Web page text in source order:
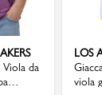
da
LOS
viola